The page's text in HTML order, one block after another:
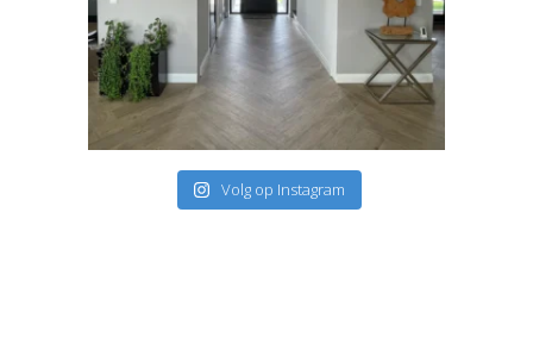
Volg op Instagram